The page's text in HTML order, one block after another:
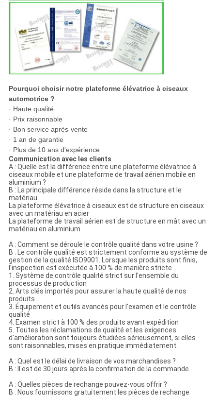
Pourquoi choisir notre plateforme élévatrice à ciseaux
automotrice ?
· Haute qualité
· Prix raisonnable
· Bon service après-vente
· 1 an de garantie
· Plus de 10 ans d'expérience
Communication avec les clients
A : Quelle est la différence entre une plateforme élévatrice à
ciseaux mobile et une plateforme de travail aérien mobile en
aluminium ?
B : La principale différence réside dans la structure et le
matériau
La plateforme élévatrice à ciseaux est de structure en ciseaux
avec un matériau en acier
La plateforme de travail aérien est de structure en mât avec un
matériau en aluminium
A : Comment se déroule le contrôle qualité dans votre usine ?
B : Le contrôle qualité est strictement conforme au système de
gestion de la qualité ISO9001. Lorsque les produits sont finis,
l'inspection est exécutée à 100 % de manière stricte
1. Système de contrôle qualité strict sur l'ensemble du
processus de production
2. Arts clés importés pour assurer la haute qualité de nos
produits
3. Équipement et outils avancés pour l'examen et le contrôle
qualité
4. Examen strict à 100 % des produits avant expédition
5. Toutes les réclamations de qualité et les exigences
d'amélioration sont toujours étudiées sérieusement, si elles
sont raisonnables, mises en pratique immédiatement.
A : Quel est le délai de livraison de vos marchandises ?
B : Il est de 30 jours après la confirmation de la commande
A : Quelles pièces de rechange pouvez-vous offrir ?
B : Nous fournissons gratuitement les pièces de rechange